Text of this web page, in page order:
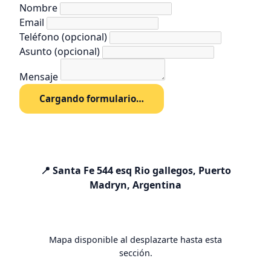
Nombre
Email
Teléfono (opcional)
Asunto (opcional)
Mensaje
Cargando formulario…
📍 Santa Fe 544 esq Rio gallegos, Puerto
Madryn, Argentina
Mapa disponible al desplazarte hasta esta
sección.